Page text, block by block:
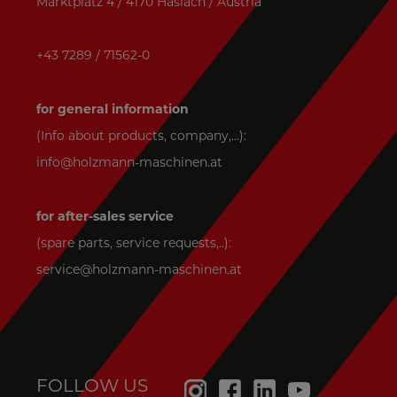
+43 7289 / 71562-0
for general information
(Info about products, company,...):
info@holzmann-maschinen.at
for after-sales service
(spare parts, service requests,..):
service@holzmann-maschinen.at
FOLLOW US